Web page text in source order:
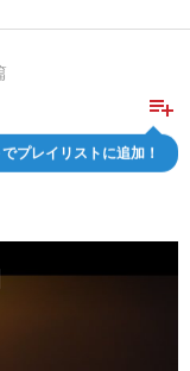
playlist_add
でプレイリストに追加！